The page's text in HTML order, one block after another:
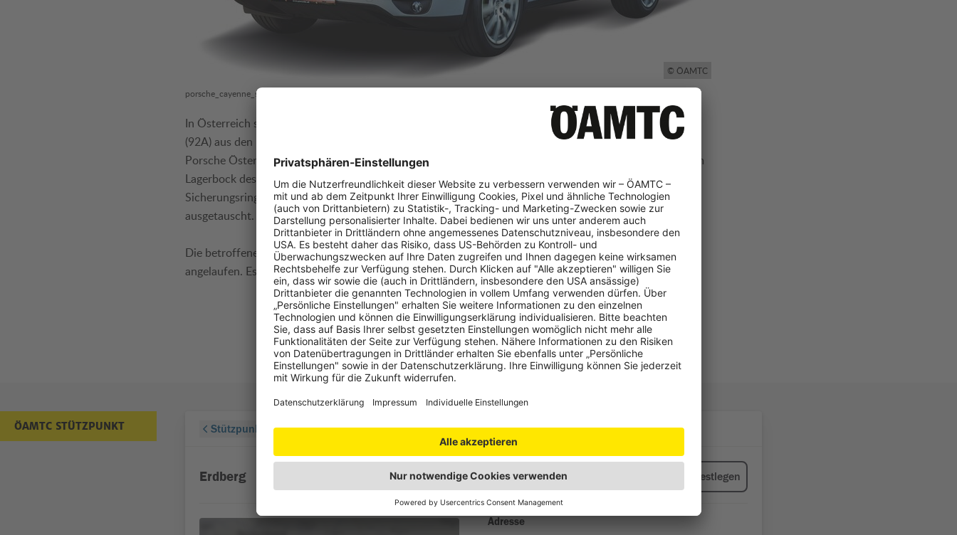
© ÖAMTC
porsche_cayenne_s_e_hybrid
In Österreich sind 2.465 Porsche Fahrzeuge betroffen. Genauer betrifft es das Porsche Modell Cayenne
(92A) aus den Modelljahren 2011 bis 2017.
Porsche Österreich teilte dem ÖAMTC auf Anfrage mit, dass sich möglicherweise der Sicherungsring am
Lagerbock des Fußhebelwerks lösen kann. Im Rahmen der Rückrufaktion wird der Sitz des
Sicherungsringes bei den betroffenen Fahrzeugen geprüft und gegebenenfalls in der Fachwerkstatt
ausgetauscht.
Die betroffenen Fahrzeughalter werden über den Händler verständigt. Die Rückrufaktion ist bereits
angelaufen. Es sind in diesem Zusammenhang keine Unfälle oder Personenschäden bekannt.
ÖAMTC STÜTZPUNKT